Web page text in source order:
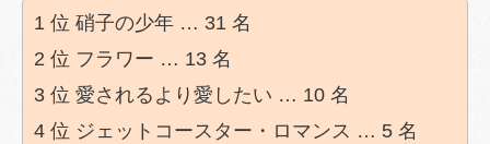
1 位 硝子の少年 … 31 名
2 位 フラワー … 13 名
3 位 愛されるより愛したい … 10 名
4 位 ジェットコースター・ロマンス … 5 名